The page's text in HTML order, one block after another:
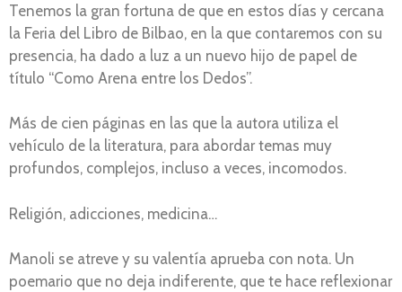
Tenemos la gran fortuna de que en estos días y cercana
la Feria del Libro de Bilbao, en la que contaremos con su
presencia, ha dado a luz a un nuevo hijo de papel de
título “Como Arena entre los Dedos”.
Más de cien páginas en las que la autora utiliza el
vehículo de la literatura, para abordar temas muy
profundos, complejos, incluso a veces, incomodos.
Religión, adicciones, medicina…
Manoli se atreve y su valentía aprueba con nota. Un
poemario que no deja indiferente, que te hace reflexionar